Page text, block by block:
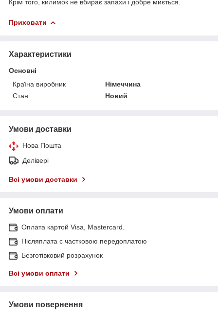
Крім того, килимок не вбирає запахи і добре миється.
Приховати
Характеристики
Основні
Країна виробник
Німеччина
Стан
Новий
Умови доставки
Нова Пошта
Делівері
Всі умови доставки
Умови оплати
Оплата картой Visa, Mastercard.
Післяплата c частковою передоплатою
Безготівковий розрахунок
Всі умови оплати
Умови повернення